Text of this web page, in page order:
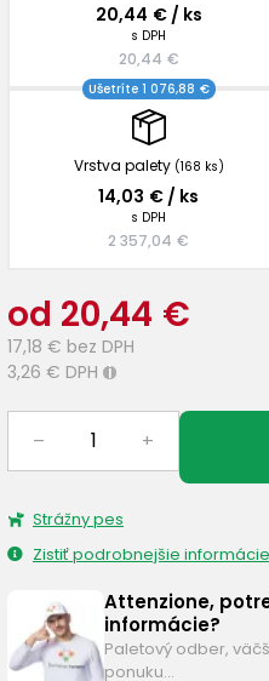
20,44 € / ks
s DPH
20,44 €
Vrstva palety (168 ks)
Ušetríte 1 076,88 €
14,03 € / ks
s DPH
2 357,04 €
od 20,44 €
17,18 € bez DPH
3,26 € DPH i
– +
Strážny pes
Zistiť podrobnejšie
Attenzione,
informácie?
Paletový odber,
ponuku…